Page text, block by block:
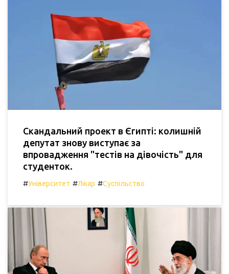
Скандальний проект в Єгипті: колишній
депутат знову виступає за
впровадження "тестів на дівочість" для
студенток.
#Університет #Лікар #Суспільство